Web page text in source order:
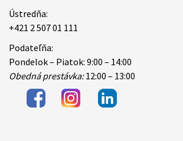
Ústredňa:
+421 2 507 01 111
Podateľňa:
Pondelok – Piatok: 9:00 – 14:00
Obedná prestávka:12:00 – 13:00